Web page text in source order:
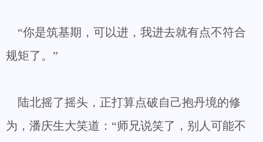
“你是筑基期，可以进，我进去就有点不符合
规矩了。”
陆北摇了摇头，正打算点破自己抱丹境的修
为，潘庆生大笑道：“师兄说笑了，别人可能不